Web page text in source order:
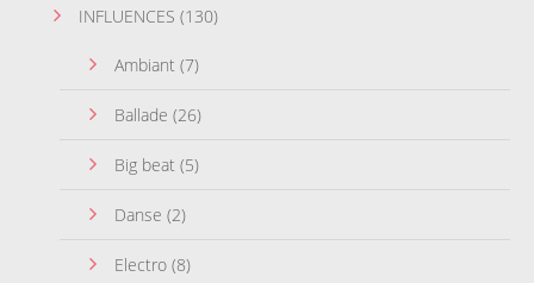
INFLUENCES (130)
Ambiant (7)
Ballade (26)
Big beat (5)
Danse (2)
Electro (8)